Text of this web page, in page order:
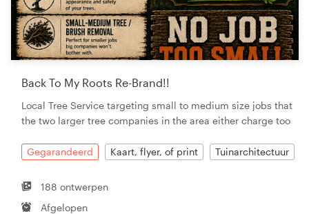
Back To My Roots Re-Brand!!
Local Tree Service targeting small to medium size jobs that
the two larger tree companies in the area either charge too
Gegarandeerd Kaart, flyer, of print Tuinarchitectuur
188 ontwerpen
Afgelopen